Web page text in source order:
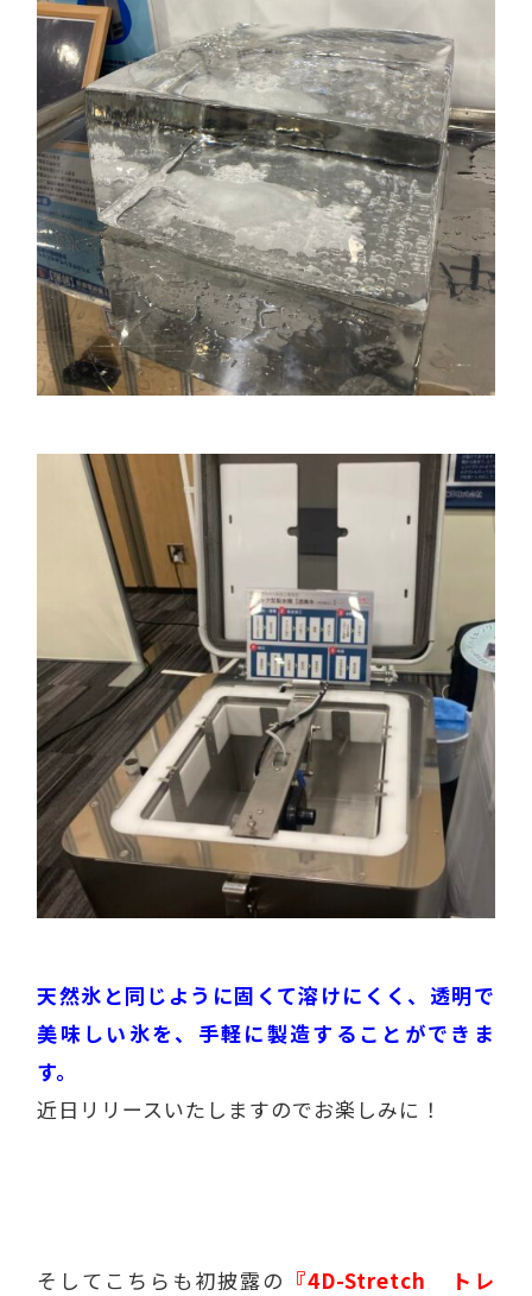
天然氷と同じように固くて溶けにくく、透明で
美味しい氷を、手軽に製造することができま
す。
近日リリースいたしますのでお楽しみに！
そしてこちらも初披露の 『4D-Stretch トレ